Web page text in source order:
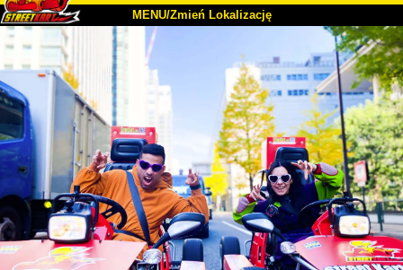
MENU/Zmień Lokalizację
O nas Specyfikacja Cena
Dojazd FAQ
Firma Rezerwacja
Zmień Lokalizację
Tokyo Shinagawa Tokyo Akihabara#1
Tokyo Akihabara#2 Tokyo Shibuya
Tokyo Shibuya Annex Tokyo Bay